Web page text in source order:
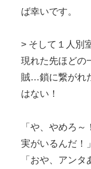
ば幸いです。
> そして１人別
現れた先ほどの
賊…鎖に繋がれ
はない！
「や、やめろ
実がいるんだ！」
「おや、アン